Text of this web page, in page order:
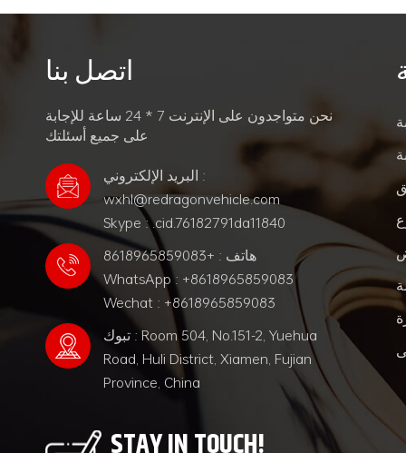
اتصل بنا
نحن متواجدون على الإنترنت 7 * 24 ساعة للإجابة
على جميع أسئلتك
البريد الإلكتروني :
wxhl@redragonvehicle.com
Skype : .cid.76182791da11840
هاتف : +8618965859083
WhatsApp : +8618965859083
Wechat : +8618965859083
تبوك : Room 504, No.151-2, Yuehua
Road, Huli District, Xiamen, Fujian
Province, China
STAY IN TOUCH!